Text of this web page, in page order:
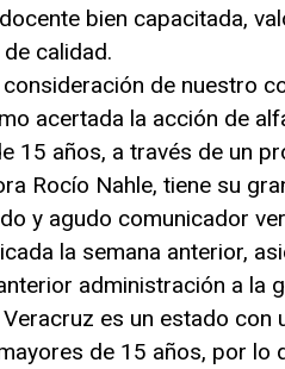
bien capacitada,
calidad.
de nuestro
acertada la acción de
15 años, a través de un
Rocío Nahle, tiene su
y agudo comunicador
la semana anterior,
administración a la
es un estado
de 15 años, por lo